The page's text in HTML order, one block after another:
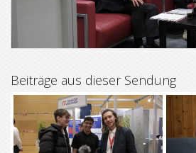
l
a
y
V
i
Beiträge aus dieser Sendung